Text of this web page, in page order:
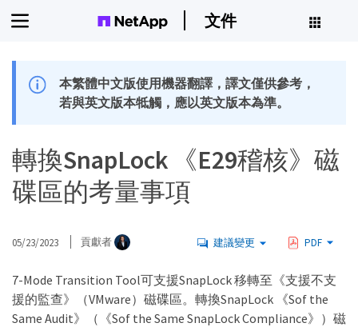
文件
本繁體中文版使用機器翻譯，譯文僅供參考，
若與英文版本牴觸，應以英文版本為準。
轉換SnapLock 《E29稽核》磁
碟區的考量事項
05/23/2023 貢獻者 建議變更 PDF
7-Mode Transition Tool可支援SnapLock 移轉至《支援不支
援的監查》（VMware）磁碟區。轉換SnapLock 《Sof the
Same Audit》（《Sof the Same SnapLock Compliance》）磁